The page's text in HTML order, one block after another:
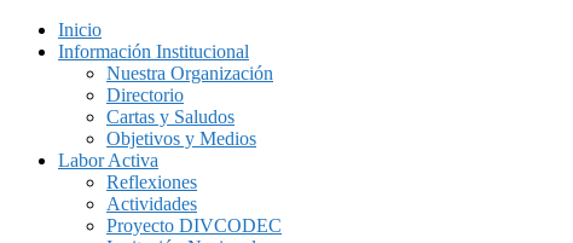
Inicio
Información Institucional
Nuestra Organización
Directorio
Cartas y Saludos
Objetivos y Medios
Labor Activa
Reflexiones
Actividades
Proyecto DIVCODEC